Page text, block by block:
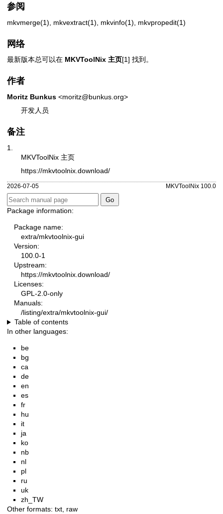
参阅
mkvmerge(1) mkvextract(1) mkvinfo(1) mkvpropedit(1)
网络
最新版本总可以在 MKVToolNix 主页[1] 找到。
作者
Moritz Bunkus <moritz@bunkus.org>
开发人员
备注
1.
MKVToolNix 主页
https://mkvtoolnix.download/
2026-07-05 MKVToolNix 100.0
Package information:
Package name:
extra/mkvtoolnix-gui
Version:
100.0-1
Upstream:
https://mkvtoolnix.download/
Licenses:
GPL-2.0-only
Manuals:
/listing/extra/mkvtoolnix-gui/
Table of contents
In other languages:
be
bg
ca
de
en
es
fr
hu
it
ja
ko
nb
nl
pl
ru
uk
zh_TW
Other formats: txt, raw